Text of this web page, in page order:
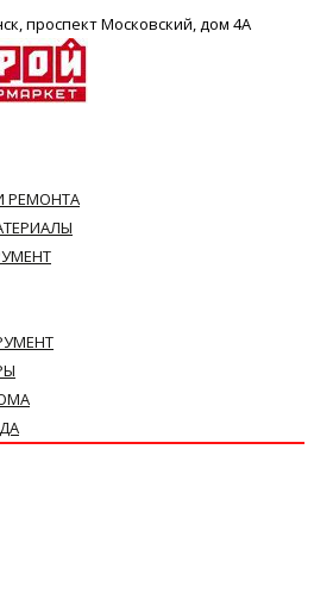
проспект Московский, дом 4А
РЕМОНТА